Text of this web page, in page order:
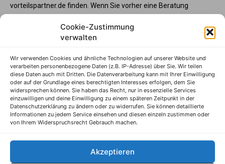
Cookie-Zustimmung
verwalten
Wir verwenden Cookies und ähnliche Technologien auf unserer Website und
verarbeiten personenbezogene Daten (z.B. IP-Adresse) über Sie. Wir teilen
diese Daten auch mit Dritten. Die Datenverarbeitung kann mit Ihrer Einwilligung
oder auf der Grundlage eines berechtigten Interesses erfolgen, dem Sie
widersprechen können. Sie haben das Recht, nur in essenzielle Services
einzuwilligen und deine Einwilligung zu einem späteren Zeitpunkt in der
Datenschutzerklärung zu ändern oder zu widerrufen. Sie können detaillierte
Informationen zu jedem Service einsehen und diesen einzeln zustimmen oder
von Ihrem Widerspruchsrecht Gebrauch machen.
Akzeptieren
vorteilspartner.de finden. Wenn Sie vorher eine Beratung
vorteilspartner.de oder Telefon +49 345 570295 3573 gerne zur
Verfügung. Und wenn Sie Ihre Programmteilnahme vorab mit
der Sparkasse abstimmen möchte, wenden Sie sich bitte an
Ihren Sparkassenberater.
S-Vorteilspartner
Impressum
Datenschutzhinweise
AGB
Erklärung zur Barrierefreiheit